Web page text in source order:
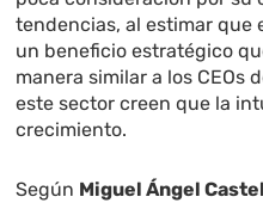
tendencias, al estimar que
un beneficio estratégico
manera similar a los CEOs
este sector creen que la
crecimiento.
Según Miguel Ángel